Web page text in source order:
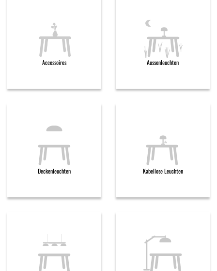
Accessoires Aussenleuchten
Deckenleuchten Kabellose Leuchten